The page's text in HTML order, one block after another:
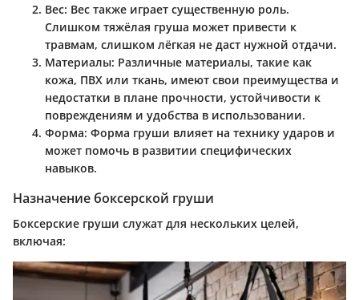
Вес: Вес также играет существенную роль.
Слишком тяжёлая груша может привести к
травмам, слишком лёгкая не даст нужной отдачи.
Материалы: Различные материалы, такие как
кожа, ПВХ или ткань, имеют свои преимущества и
недостатки в плане прочности, устойчивости к
повреждениям и удобства в использовании.
Форма: Форма груши влияет на технику ударов и
может помочь в развитии специфических
навыков.
Назначение боксерской груши
Боксерские груши служат для нескольких целей,
включая: